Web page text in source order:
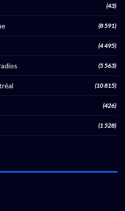
(43)
(8 591)
(4 495)
(5 563)
(10 815)
(426)
(1 528)